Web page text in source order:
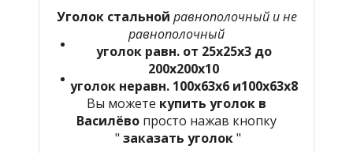
Уголок стальной равнополочный и не
равнополочный
уголок равн. от 25х25х3 до
200х200х10
уголок неравн. 100х63х6 и100х63х8
Вы можете купить уголок в
Василёво просто нажав кнопку
" заказать уголок"